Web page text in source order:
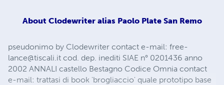
About Clodewriter alias Paolo Plate San Remo
pseudonimo by Clodewriter contact e-mail: free-
lance@tiscali.it cod. dep. inediti SIAE n° 0201436 anno
2002 ANNALI castello Bestagno Codice Omnia contact
e-mail: trattasi di book 'brogliaccio' quale prototipo base